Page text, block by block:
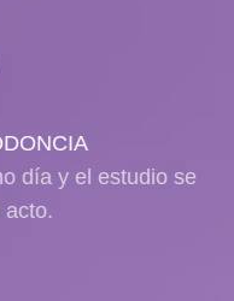
día y el estudio se
acto.